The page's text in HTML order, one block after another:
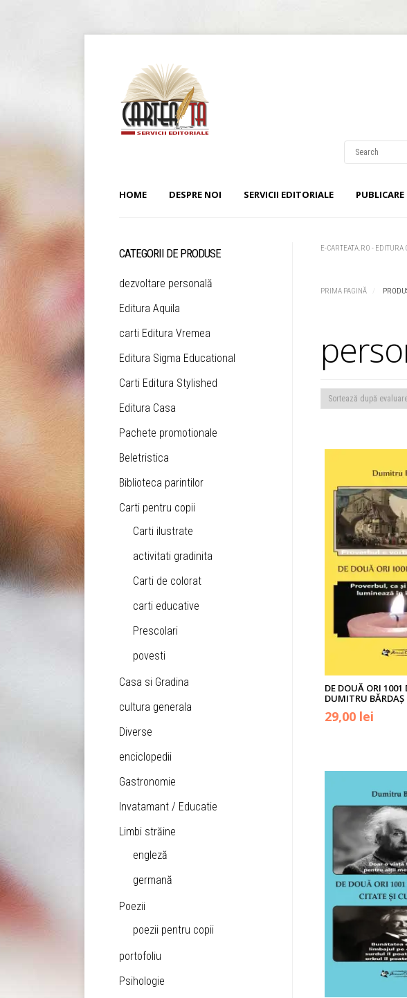
HOME DESPRE NOI SERVICII EDITORIALE PUBLICARE
E-CARTEATA.RO - EDITURA
PRIMA PAGINĂ
DE DOUĂ ORI 1001
DUMITRU BĂRDAȘ
29,00 lei
CATEGORII DE PRODUSE
dezvoltare personală
Editura Aquila
carti Editura Vremea
Editura Sigma Educational
Carti Editura Stylished
Editura Casa
Pachete promotionale
Beletristica
Biblioteca parintilor
Carti pentru copii
Carti ilustrate
activitati gradinita
Carti de colorat
carti educative
Prescolari
povesti
Casa si Gradina
cultura generala
Diverse
enciclopedii
Gastronomie
Invatamant / Educatie
Limbi străine
engleză
germană
Poezii
poezii pentru copii
portofoliu
Psihologie
Password